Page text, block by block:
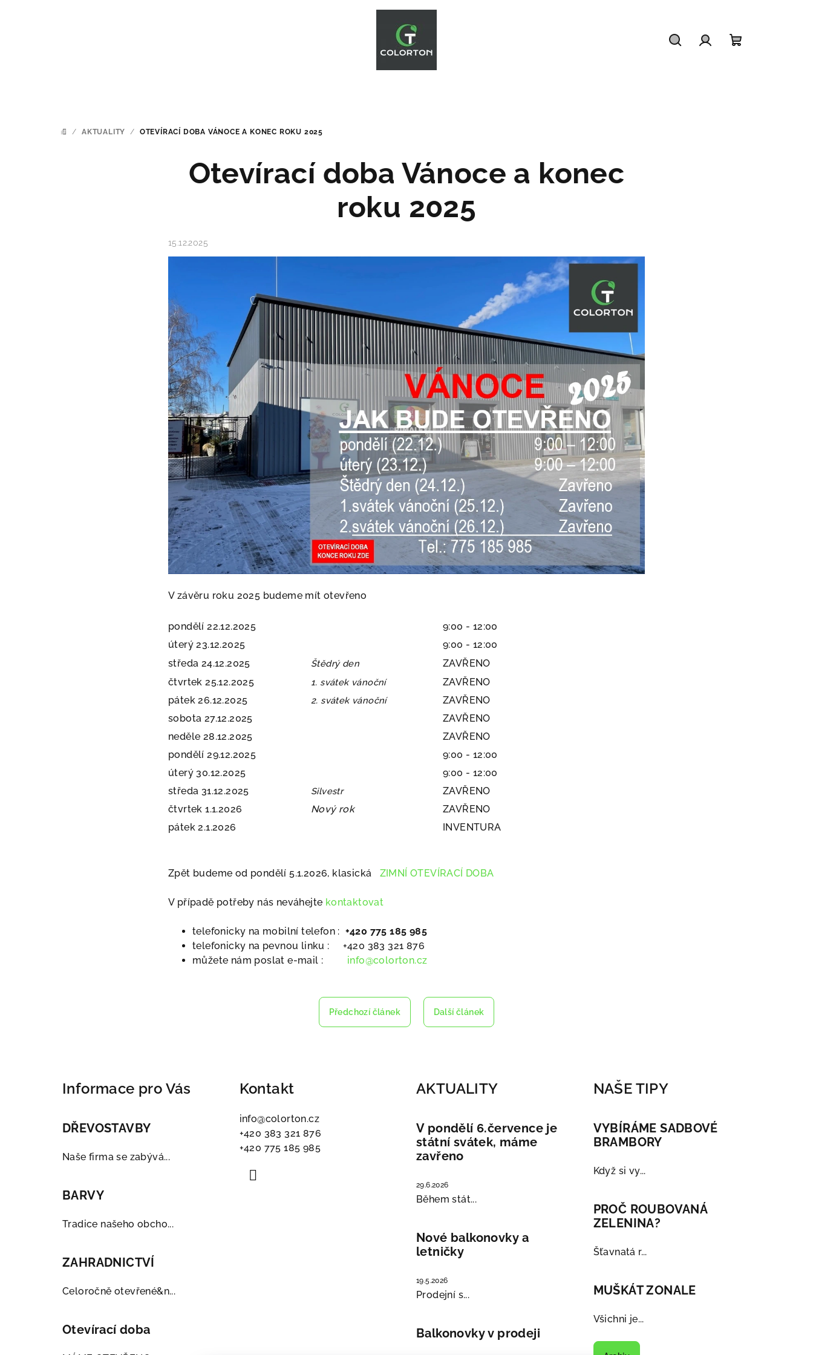
DOMŮ
/ AKTUALITY / OTEVÍRACÍ DOBA VÁNOCE A KONEC ROKU 2025
Otevírací doba Vánoce a konec
roku 2025
15.12.2025
V závěru roku 2025 budeme mít otevřeno
pondělí 22.12.2025
9:00 - 12:00
úterý 23.12.2025
9:00 - 12:00
středa 24.12.2025
Štědrý den
ZAVŘENO
čtvrtek 25.12.2025
1. svátek vánoční
ZAVŘENO
pátek 26.12.2025
2. svátek vánoční
ZAVŘENO
sobota 27.12.2025
ZAVŘENO
neděle 28.12.2025
ZAVŘENO
pondělí 29.12.2025
9:00 - 12:00
úterý 30.12.2025
9:00 - 12:00
středa 31.12.2025
Silvestr
ZAVŘENO
čtvrtek 1.1.2026
Nový rok
ZAVŘENO
pátek 2.1.2026
INVENTURA
Zpět budeme od pondělí 5.1.2026, klasická ZIMNÍ OTEVÍRACÍ DOBA
V případě potřeby nás neváhejte kontaktovat
telefonicky na mobilní telefon : +420 775 185 985
telefonicky na pevnou linku : +420 383 321 876
můžete nám poslat e-mail : info@colorton.cz
Předchozí článek Další článek
Informace pro Vás
DŘEVOSTAVBY
Naše firma se zabývá...
BARVY
Tradice našeho obcho...
ZAHRADNICTVÍ
Celoročně otevřené&n...
Otevírací doba
Kontakt
info@colorton.cz
+420 383 321 876
+420 775 185 985
AKTUALITY
V pondělí 6.července je
státní svátek, máme
zavřeno
29.6.2026
Během stát...
Nové balkonovky a
letničky
19.5.2026
Prodejní s...
Balkonovky v prodeji
NAŠE TIPY
VYBÍRÁME SADBOVÉ
BRAMBORY
Když si vy...
PROČ ROUBOVANÁ
ZELENINA?
Šťavnatá r...
MUŠKÁT ZONALE
Všichni je...